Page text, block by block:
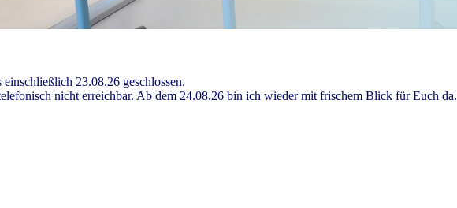
23.08.26 geschlossen.
nicht erreichbar. Ab dem 24.08.26 bin ich wieder mit frischem Blick für Euch da.